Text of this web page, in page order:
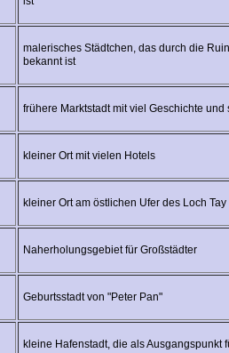
malerisches Städtchen, das durch die
bekannt ist
frühere Marktstadt mit viel Geschichte
kleiner Ort mit vielen Hotels
kleiner Ort am östlichen Ufer des Loch Tay
Naherholungsgebiet für Großstädter
Geburtsstadt von "Peter Pan"
kleine Hafenstadt, die als Ausgangspunkt